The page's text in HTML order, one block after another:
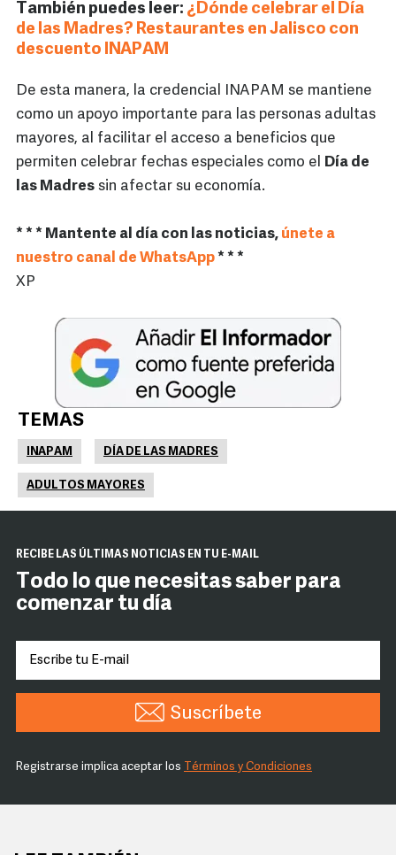
También puedes leer: ¿Dónde celebrar el Día
de las Madres? Restaurantes en Jalisco con
descuento INAPAM
De esta manera, la credencial INAPAM se mantiene
como un apoyo importante para las personas adultas
mayores, al facilitar el acceso a beneficios que
permiten celebrar fechas especiales como el Día de
las Madres sin afectar su economía.
* * * Mantente al día con las noticias, únete a
nuestro canal de WhatsApp* * *
XP
TEMAS
INAPAM DÍA DE LAS MADRES
ADULTOS MAYORES
RECIBE LAS ÚLTIMAS NOTICIAS EN TU E-MAIL
Todo lo que necesitas saber para
comenzar tu día
Suscríbete
Registrarse implica aceptar los Términos y Condiciones